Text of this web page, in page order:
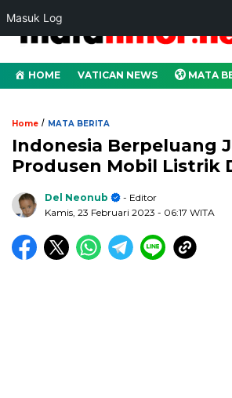
Masuk Log
HOME VATICAN NEWS MATA
Home / MATA BERITA
Indonesia Berpeluang
Produsen Mobil Listrik
Del Neonub
- Editor
Kamis, 23 Februari 2023 - 06:17 WITA